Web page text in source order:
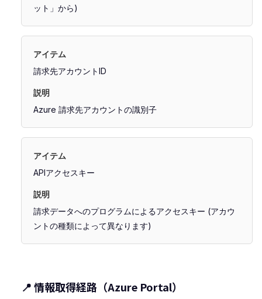
ット」から)
請求先アカウントID
Azure 請求先アカウントの識別子
APIアクセスキー
請求データへのプログラムによるアクセスキー (アカウ
ントの種類によって異なります)
📍 情報取得経路（Azure Portal）